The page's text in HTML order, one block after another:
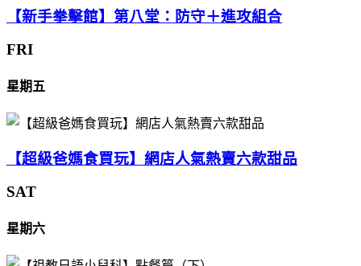
【新手拳擊館】第八堂：防守＋進攻組合
FRI
星期五
【超級爸媽食買玩】網店人氣熱賣六款甜品
SAT
星期六